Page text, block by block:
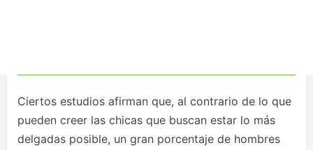
Ciertos estudios afirman que, al contrario de lo que
pueden creer las chicas que buscan estar lo más
delgadas posible, un gran porcentaje de hombres